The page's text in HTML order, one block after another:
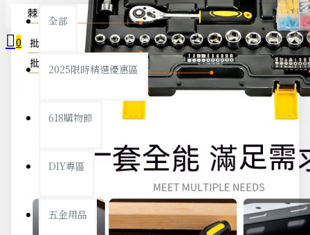
全部
2025限時精選優惠區
618購物節
DIY專區
五金用品
0
您的購物車內沒有商品！